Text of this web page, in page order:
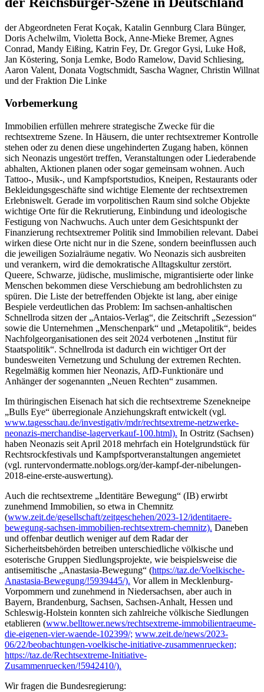
der Abgeordneten Ferat Koçak, Katalin Gennburg Clara Bünger,
Doris Achelwilm, Violetta Bock, Anne-Mieke Bremer, Agnes
Conrad, Mandy Eißing, Katrin Fey, Dr. Gregor Gysi, Luke Hoß,
Jan Köstering, Sonja Lemke, Bodo Ramelow, David Schliesing,
Aaron Valent, Donata Vogtschmidt, Sascha Wagner, Christin Willnat
und der Fraktion Die Linke
Vorbemerkung
Immobilien erfüllen mehrere strategische Zwecke für die
rechtsextreme Szene. In Häusern, die unter rechtsextremer Kontrolle
stehen oder zu denen diese ungehinderten Zugang haben, können
sich Neonazis ungestört treffen, Veranstaltungen oder Liederabende
abhalten, Aktionen planen oder sogar gemeinsam wohnen. Auch
Tattoo-, Musik-, und Kampfsportstudios, Kneipen, Restaurants oder
Bekleidungsgeschäfte sind wichtige Elemente der rechtsextremen
Erlebniswelt. Gerade im vorpolitischen Raum sind solche Objekte
wichtige Orte für die Rekrutierung, Einbindung und ideologische
Festigung von Nachwuchs. Auch unter dem Gesichtspunkt der
Finanzierung rechtsextremer Politik sind Immobilien relevant. Dabei
wirken diese Orte nicht nur in die Szene, sondern beeinflussen auch
die jeweiligen Sozialräume negativ. Wo Neonazis sich ausbreiten
und verankern, wird die demokratische Alltagskultur zerstört.
Queere, Schwarze, jüdische, muslimische, migrantisierte oder linke
Menschen bekommen diese Verschiebung am bedrohlichsten zu
spüren. Die Liste der betreffenden Objekte ist lang, aber einige
Bespiele verdeutlichen das Problem: Im sachsen-anhaltischen
Schnellroda sitzen der „Antaios-Verlag“, die Zeitschrift „Sezession“
sowie die Unternehmen „Menschenpark“ und „Metapolitik“, beides
Nachfolgeorganisationen des seit 2024 verbotenen „Institut für
Staatspolitik“. Schnellroda ist dadurch ein wichtiger Ort der
bundesweiten Vernetzung und Schulung der extremen Rechten.
Regelmäßig kommen hier Neonazis, AfD-Funktionäre und
Anhänger der sogenannten „Neuen Rechten“ zusammen.
Im thüringischen Eisenach hat sich die rechtsextreme Szenekneipe
„Bulls Eye“ überregionale Anziehungskraft entwickelt (vgl.
www.tagesschau.de/investigativ/mdr/rechtsextreme-netzwerke-
neonazis-merchandise-lagerverkauf-100.html). In Ostritz (Sachsen)
haben Neonazis seit April 2018 mehrfach ein Hotelgrundstück für
Rechtsrockfestivals und Kampfsportveranstaltungen angemietet
(vgl. runtervondermatte.noblogs.org/der-kampf-der-nibelungen-
2018-eine-erste-auswertung).
Auch die rechtsextreme „Identitäre Bewegung“ (IB) erwirbt
zunehmend Immobilien, so etwa in Chemnitz
(www.zeit.de/gesellschaft/zeitgeschehen/2023-12/identitaere-
bewegung-sachsen-immobilien-rechtsextrem-chemnitz). Daneben
und offenbar deutlich weniger auf dem Radar der
Sicherheitsbehörden betreiben unterschiedliche völkische und
esoterische Gruppen Siedlungsprojekte, wie beispielsweise die
antisemitische „Anastasia-Bewegung“ (https://taz.de/Voelkische-
Anastasia-Bewegung/!5939445/). Vor allem in Mecklenburg-
Vorpommern und zunehmend in Niedersachsen, aber auch in
Bayern, Brandenburg, Sachsen, Sachsen-Anhalt, Hessen und
Schleswig-Holstein konnten sich zahlreiche völkische Siedlungen
etablieren (www.belltower.news/rechtsextreme-immobilientraeume-
die-eigenen-vier-waende-102399/; www.zeit.de/news/2023-
06/22/beobachtungen-voelkische-initiative-zusammenruecken;
https://taz.de/Rechtsextreme-Initiative-
Zusammenruecken/!5942410/).
Wir fragen die Bundesregierung: